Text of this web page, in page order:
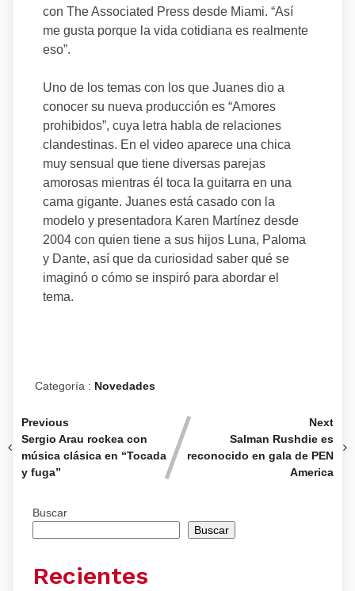
con The Associated Press desde Miami. “Así
me gusta porque la vida cotidiana es realmente
eso”.
Uno de los temas con los que Juanes dio a
conocer su nueva producción es “Amores
prohibidos”, cuya letra habla de relaciones
clandestinas. En el video aparece una chica
muy sensual que tiene diversas parejas
amorosas mientras él toca la guitarra en una
cama gigante. Juanes está casado con la
modelo y presentadora Karen Martínez desde
2004 con quien tiene a sus hijos Luna, Paloma
y Dante, así que da curiosidad saber qué se
imaginó o cómo se inspiró para abordar el
tema.
Categoría : Novedades
Previous
Sergio Arau rockea con
música clásica en “Tocada
y fuga”
Next
Salman Rushdie es
reconocido en gala de PEN
America
Buscar
Buscar
Recientes